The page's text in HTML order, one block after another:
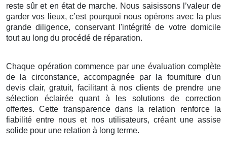
reste sûr et en état de marche. Nous saisissons l’valeur de
garder vos lieux, c’est pourquoi nous opérons avec la plus
grande diligence, conservant l'intégrité de votre domicile
tout au long du procédé de réparation.
Chaque opération commence par une évaluation complète
de la circonstance, accompagnée par la fourniture d'un
devis clair, gratuit, facilitant à nos clients de prendre une
sélection éclairée quant à les solutions de correction
offertes. Cette transparence dans la relation renforce la
fiabilité entre nous et nos utilisateurs, créant une assise
solide pour une relation à long terme.